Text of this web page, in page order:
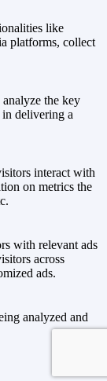
like
platforms, collect
analyze the key
delivering a
interact with
on metrics the
with relevant ads
across
ads.
analyzed and